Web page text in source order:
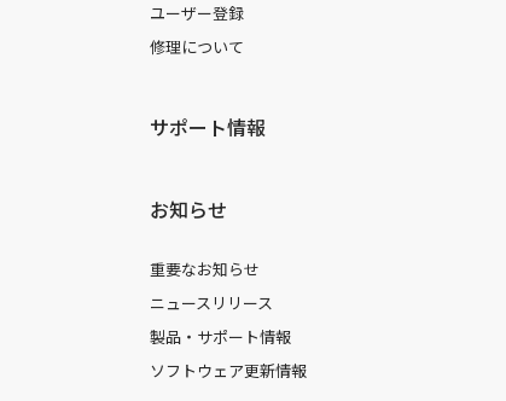
ユーザー登録
修理について
サポート情報
お知らせ
重要なお知らせ
ニュースリリース
製品・サポート情報
ソフトウェア更新情報